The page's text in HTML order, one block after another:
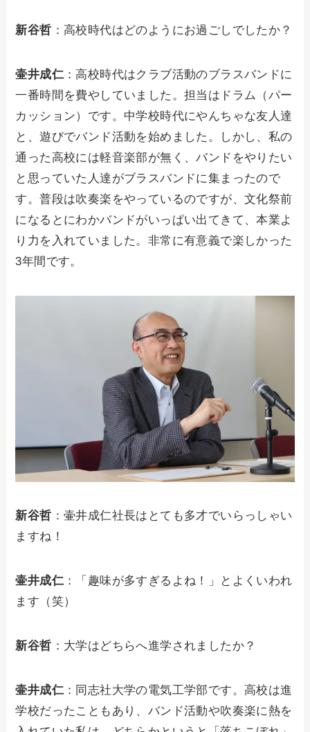
新谷哲 ：高校時代はどのようにお過ごしでしたか？
壷井成仁：高校時代はクラブ活動のブラスバンドに
一番時間を費やしていました。担当はドラム（パー
カッション）です。中学校時代にやんちゃな友人達
と、遊びでバンド活動を始めました。しかし、私の
通った高校には軽音楽部が無く、バンドをやりたい
と思っていた人達がブラスバンドに集まったので
す。普段は吹奏楽をやっているのですが、文化祭前
になるとにわかバンドがいっぱい出てきて、本業よ
り力を入れていました。非常に有意義で楽しかった
3年間です。
新谷哲 ：壷井成仁社長はとても多才でいらっしゃい
ますね！
壷井成仁：「趣味が多すぎるよね！」とよくいわれ
ます（笑）
新谷哲 ：大学はどちらへ進学されましたか？
壷井成仁：同志社大学の電気工学部です。高校は進
学校だったこともあり、バンド活動や吹奏楽に熱を